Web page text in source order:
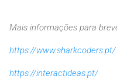
Mais informações para
https://www.sharkcoders.pt/
https://interactideas.pt/